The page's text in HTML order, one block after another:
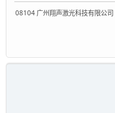
08104 广州翔声激光科技有限公司